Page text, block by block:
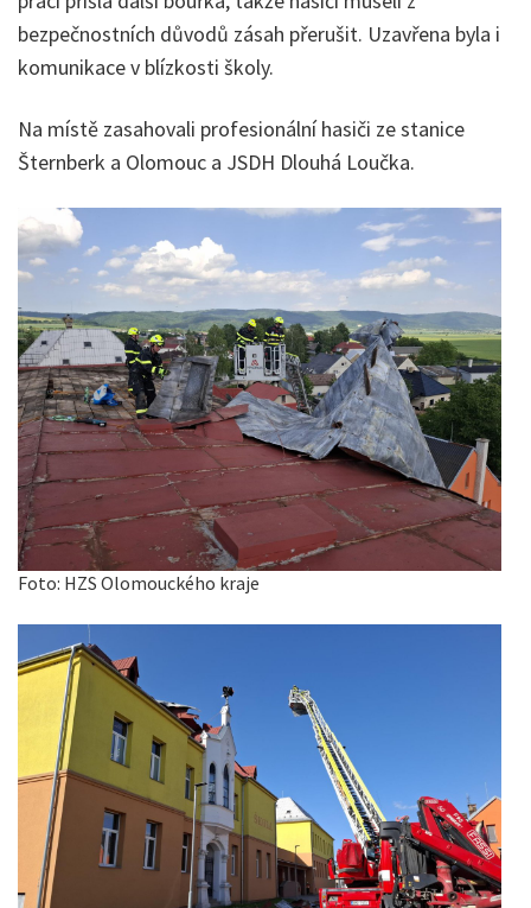
bezpečnostních důvodů zásah přerušit. Uzavřena byla i
komunikace v blízkosti školy.
Na místě zasahovali profesionální hasiči ze stanice
Šternberk a Olomouc a JSDH Dlouhá Loučka.
Foto: HZS Olomouckého kraje